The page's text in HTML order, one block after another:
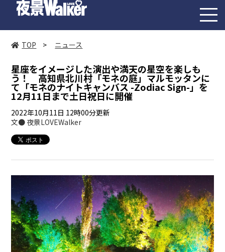
TOP > ニュース
星座をイメージした演出や満天の星空を楽しも
う！ 高知県北川村「モネの庭」マルモッタンに
て「モネのナイトキャンバス -Zodiac Sign-」を
12月11日まで土日祝日に開催
2022年10月11日 12時00分更新
文● 夜景LOVEWalker